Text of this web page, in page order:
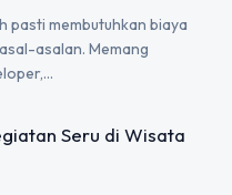
pasti membutuhkan biaya
asalan. Memang